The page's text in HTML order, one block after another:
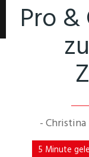
Pro
-
5 Minute